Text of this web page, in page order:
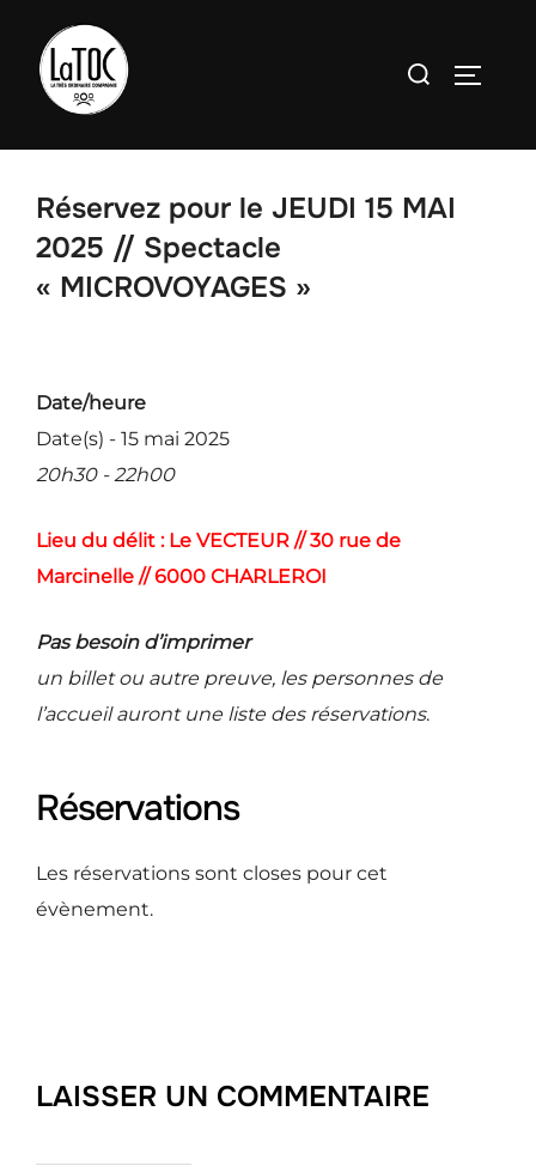
contenu
Rechercher :
Réservez pour le JEUDI 15 MAI
2025 // Spectacle
« MICROVOYAGES »
Date/heure
Date(s) - 15 mai 2025
20h30 - 22h00
Lieu du délit : Le VECTEUR // 30 rue de
Marcinelle // 6000 CHARLEROI
Pas besoin d’imprimer
un billet ou autre preuve, les personnes de
l’accueil auront une liste des réservations.
Réservations
Les réservations sont closes pour cet
évènement.
LAISSER UN COMMENTAIRE